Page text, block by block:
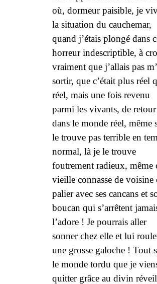
où, dormeur paisible, je
la situation du cauchemar,
quand j’étais plongé dans
horreur indescriptible, à
vraiment que j’allais pas
sortir, que c’était plus réel
réel, mais une fois revenu
parmi les vivants, de retour
dans le monde réel, même
le trouve pas terrible en
normal, là je le trouve
foutrement radieux, même
vieille connasse de voisine
palier avec ses cancans et
boucan qui s’arrêtent
l’adore ! Je pourrais aller
sonner chez elle et lui
une grosse galoche ! Tout
le monde tordu que je
quitter grâce au divin